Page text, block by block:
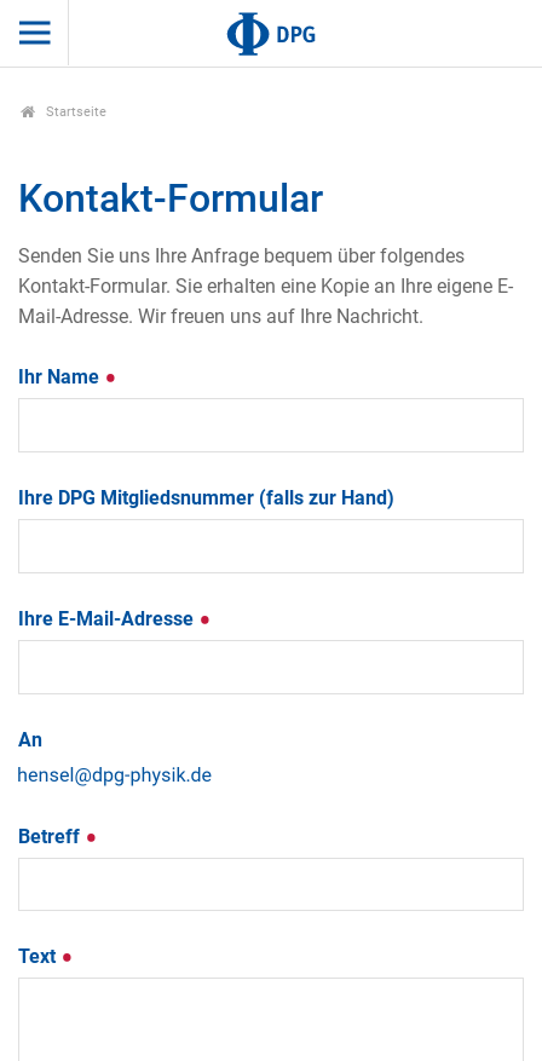
Startseite
Kontakt-Formular
Senden Sie uns Ihre Anfrage bequem über folgendes
Kontakt-Formular. Sie erhalten eine Kopie an Ihre eigene E-
Mail-Adresse. Wir freuen uns auf Ihre Nachricht.
Ihr Name
Ihre DPG Mitgliedsnummer (falls zur Hand)
Ihre E-Mail-Adresse
An
Betreff
Text